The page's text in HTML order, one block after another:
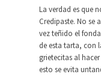
La verdad es que
Credipaste. No se
vez teñido el
de esta tarta, con
grietecitas al
esto se evita